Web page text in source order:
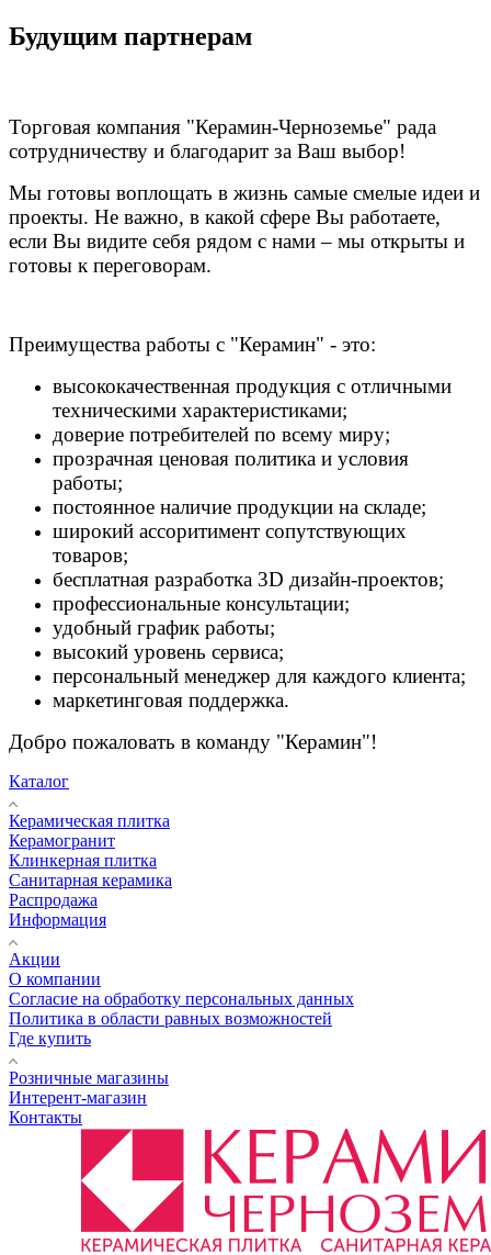
Будущим партнерам
Торговая компания "Керамин-Черноземье" рада
сотрудничеству и благодарит за Ваш выбор!
Мы готовы воплощать в жизнь самые смелые идеи и
проекты. Не важно, в какой сфере Вы работаете,
если Вы видите себя рядом с нами – мы открыты и
готовы к переговорам.
Преимущества работы с "Керамин" - это:
высококачественная продукция с отличными
техническими характеристиками;
доверие потребителей по всему миру;
прозрачная ценовая политика и условия
работы;
постоянное наличие продукции на складе;
широкий ассоритимент сопутствующих
товаров;
бесплатная разработка 3D дизайн-проектов;
профессиональные консультации;
удобный график работы;
высокий уровень сервиса;
персональный менеджер для каждого клиента;
маркетинговая поддержка.
Добро пожаловать в команду "Керамин"!
Каталог
Керамическая плитка
Керамогранит
Клинкерная плитка
Санитарная керамика
Распродажа
Информация
Акции
О компании
Согласие на обработку персональных данных
Политика в области равных возможностей
Где купить
Розничные магазины
Интерент-магазин
Контакты